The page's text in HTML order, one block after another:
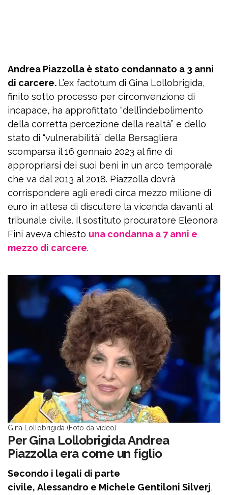
Andrea Piazzolla è stato condannato a 3 anni
di carcere. L’ex factotum di Gina Lollobrigida,
finito sotto processo per circonvenzione di
incapace, ha approfittato “dell’indebolimento
della corretta percezione della realtà” e dello
stato di “vulnerabilità” della Bersagliera
scomparsa il 16 gennaio 2023 al fine di
appropriarsi dei suoi beni in un arco temporale
che va dal 2013 al 2018. Piazzolla dovrà
corrispondere agli eredi circa mezzo milione di
euro in attesa di discutere la vicenda davanti al
tribunale civile. Il sostituto procuratore Eleonora
Fini aveva chiesto una condanna a 7 anni e
mezzo di carcere.
Gina Lollobrigida (Foto da video)
Per Gina Lollobrigida Andrea
Piazzolla era come un figlio
Secondo i legali di parte
civile, Alessandro e Michele Gentiloni Silverj,